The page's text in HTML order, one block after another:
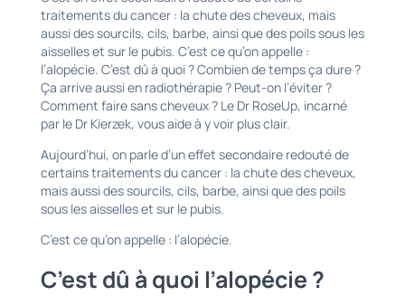
traitements du cancer : la chute des cheveux, mais
aussi des sourcils, cils, barbe, ainsi que des poils sous les
aisselles et sur le pubis. C’est ce qu’on appelle :
l’alopécie. C’est dû à quoi ? Combien de temps ça dure ?
Ça arrive aussi en radiothérapie ? Peut-on l’éviter ?
Comment faire sans cheveux ? Le Dr RoseUp, incarné
par le Dr Kierzek, vous aide à y voir plus clair.
Aujourd’hui, on parle d’un effet secondaire redouté de
certains traitements du cancer : la chute des cheveux,
mais aussi des sourcils, cils, barbe, ainsi que des poils
sous les aisselles et sur le pubis.
C’est ce qu’on appelle : l’alopécie.
C’est dû à quoi l’alopécie ?